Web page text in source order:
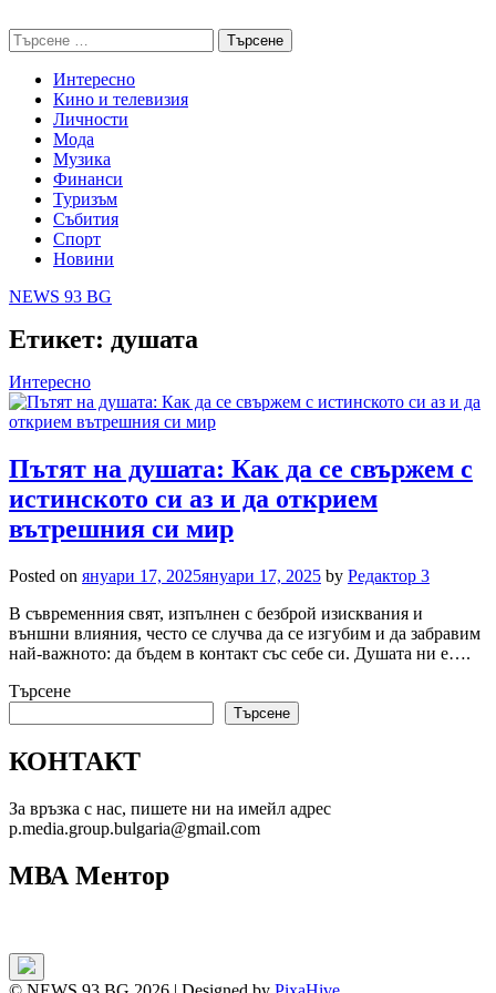
to
content
Търсене
за:
Интересно
Кино и телевизия
Личности
Мода
Музика
Финанси
Туризъм
Събития
Спорт
Новини
NEWS 93 BG
Етикет: душата
Интересно
Пътят на душата: Как да се свържем с
истинското си аз и да открием
вътрешния си мир
Posted on януари 17, 2025януари 17, 2025 by Редактор 3
В съвременния свят, изпълнен с безброй изисквания и
външни влияния, често се случва да се изгубим и да забравим
най-важното: да бъдем в контакт със себе си. Душата ни е….
Търсене
Търсене
КОНТАКТ
За връзка с нас, пишете ни на имейл адрес
p.media.group.bulgaria@gmail.com
МВА Ментор